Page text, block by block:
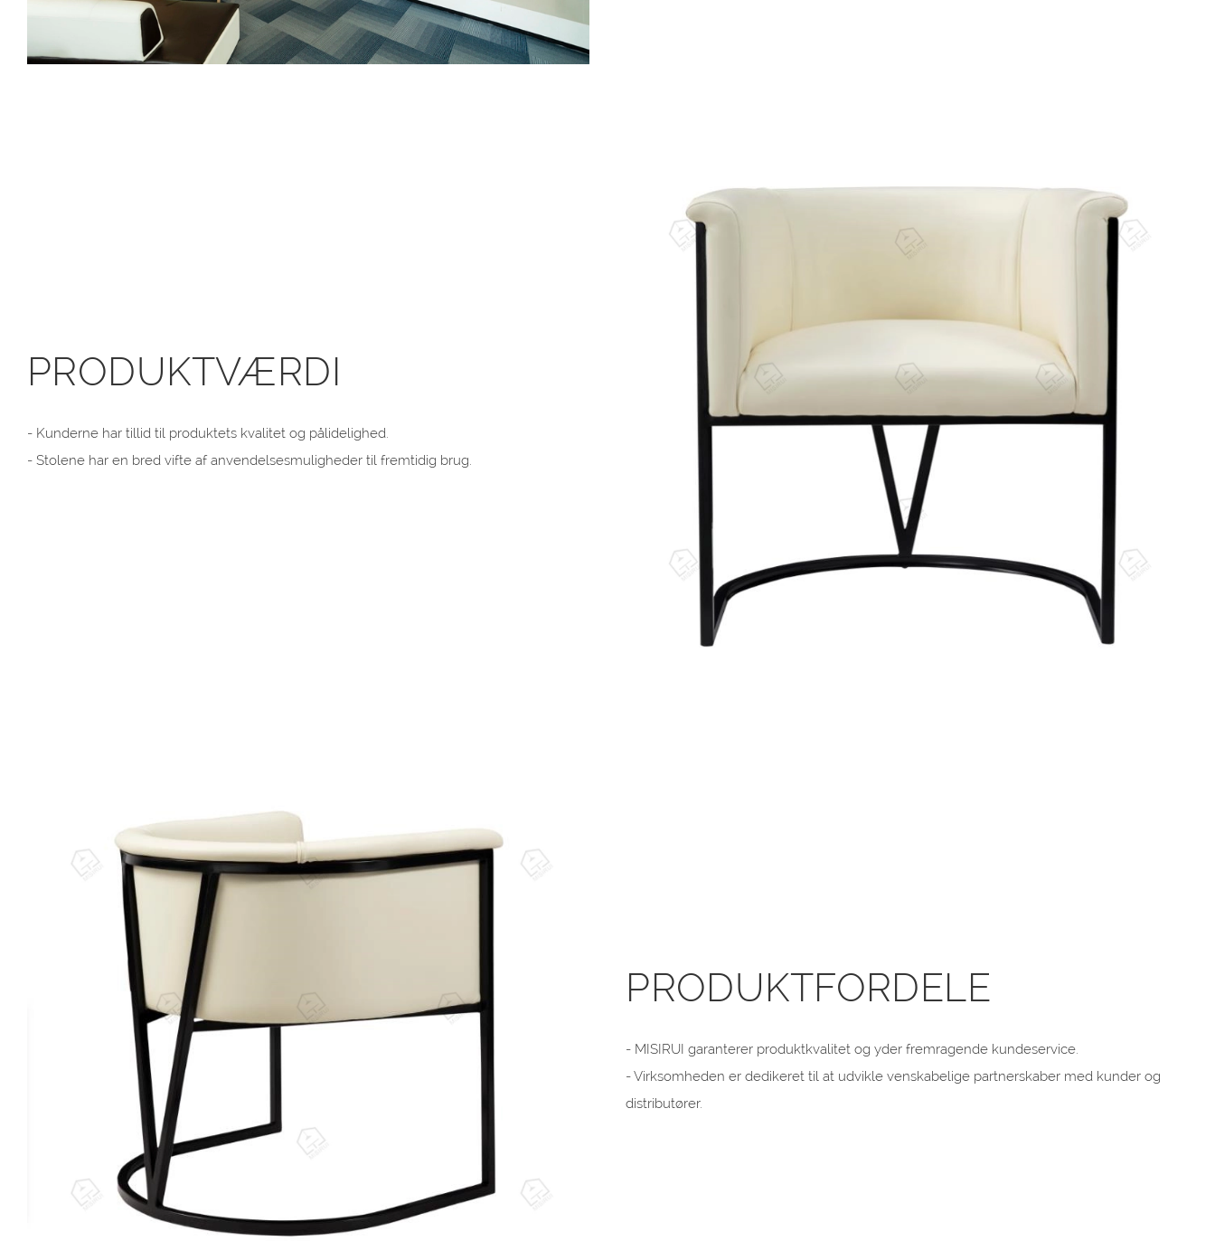
PRODUKTVÆRDI
- Kunderne har tillid til produktets kvalitet og pålidelighed.
- Stolene har en bred vifte af anvendelsesmuligheder til fremtidig brug.
PRODUKTFORDELE
- MISIRUI garanterer produktkvalitet og yder fremragende kundeservice.
- Virksomheden er dedikeret til at udvikle venskabelige partnerskaber med kunder og
distributører.